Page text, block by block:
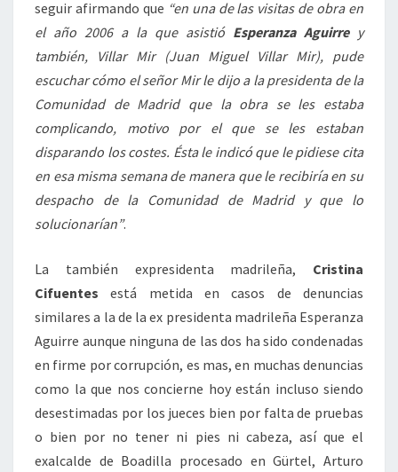
seguir afirmando que “en una de las visitas de obra en
el año 2006 a la que asistió Esperanza Aguirrey
también, Villar Mir (Juan Miguel Villar Mir), pude
escuchar cómo el señor Mir le dijo a la presidenta de la
Comunidad de Madrid que la obra se les estaba
complicando, motivo por el que se les estaban
disparando los costes. Ésta le indicó que le pidiese cita
en esa misma semana de manera que le recibiría en su
despacho de la Comunidad de Madrid y que lo
solucionarían”.
La también expresidenta madrileña, Cristina
Cifuentes está metida en casos de denuncias
similares a la de la ex presidenta madrileña Esperanza
Aguirre aunque ninguna de las dos ha sido condenadas
en firme por corrupción, es mas, en muchas denuncias
como la que nos concierne hoy están incluso siendo
desestimadas por los jueces bien por falta de pruebas
o bien por no tener ni pies ni cabeza, así que el
exalcalde de Boadilla procesado en Gürtel, Arturo